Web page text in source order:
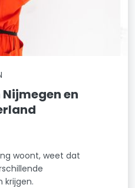
en
woont, weet dat
krijgen.